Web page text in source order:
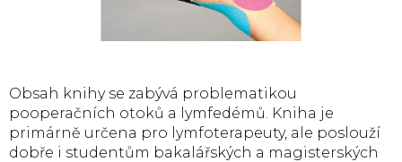
Obsah knihy se zabývá problematikou
pooperačních otoků a lymfedémů. Kniha je
primárně určena pro lymfoterapeuty, ale poslouží
dobře i studentům bakalářských a magisterských